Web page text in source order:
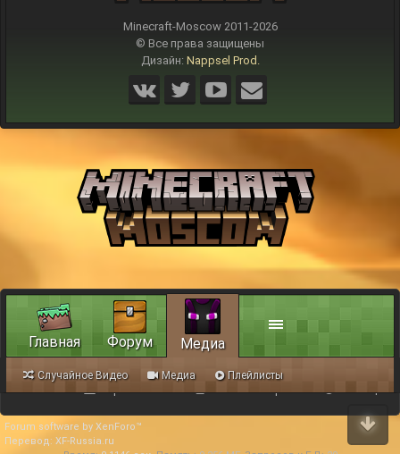
Minecraft-Moscow 2011-2026
© Все права защищены
Дизайн: Nappsel Prod.
Главная Форум Медиа
Случайное Видео Медиа Плейлисты
Обратная связь Условия и правила Помощь
Forum software by XenForo™
Перевод: XF-Russia.ru